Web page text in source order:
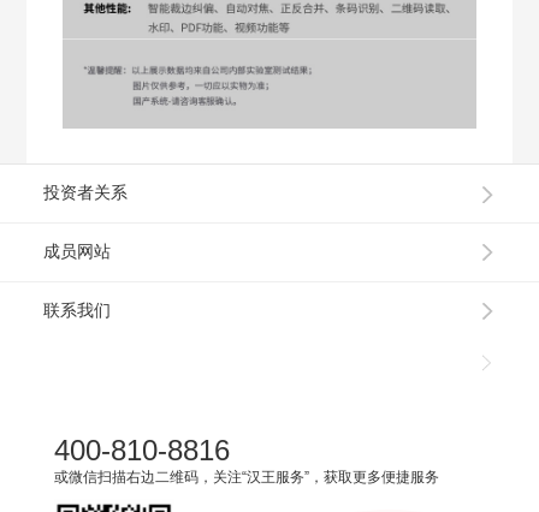
投资者关系
成员网站
联系我们
400-810-8816
或微信扫描右边二维码，关注“汉王服务”，获取更多便捷服务